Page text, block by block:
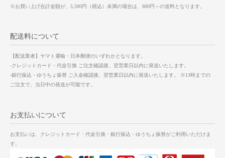
※お買い上げ合計金額が、5,500円（税込）未満の場合は、800円～の送料となります。
配送料について
【配送業者】ヤマト運輸・日本郵便のいずれかとなります。
-クレジットカード・代金引換 ご注文確認後、翌営業日以内に発送いたします。
-銀行振込・ゆうちょ振替 ご入金確認後、翌営業日以内に発送いたします。 ※13時までの
ご注文で、当日中の発送が可能です。
お支払いについて
お支払いは、クレジットカード・代金引換・銀行振込・ゆうちょ振替がご利用いただけま
す。